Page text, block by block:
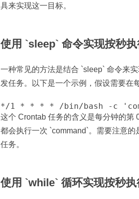
具来实现这一目标。
使用 `sleep` 命令实现按秒
一种常见的方法是结合 `sleep` 命令来
发任务。以下是一个示例，假设需要在
*/1 * * * * /bin/bash -c
这个 Crontab 任务的含义是每分钟的第
都会执行一次 `command`。需要注意
任务。
使用 `while` 循环实现按秒执